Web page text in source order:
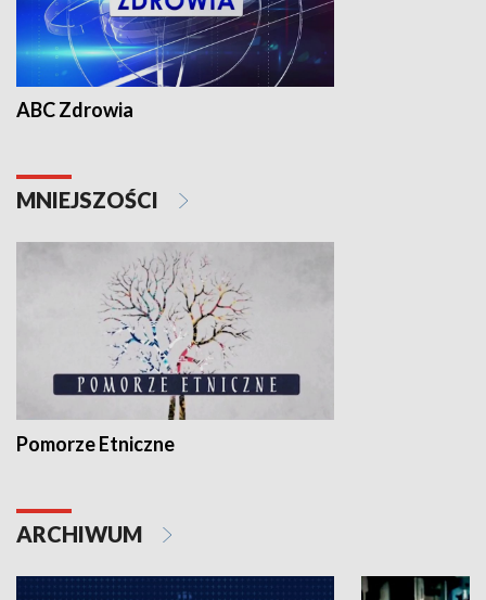
ABC Zdrowia
MNIEJSZOŚCI
Pomorze Etniczne
ARCHIWUM